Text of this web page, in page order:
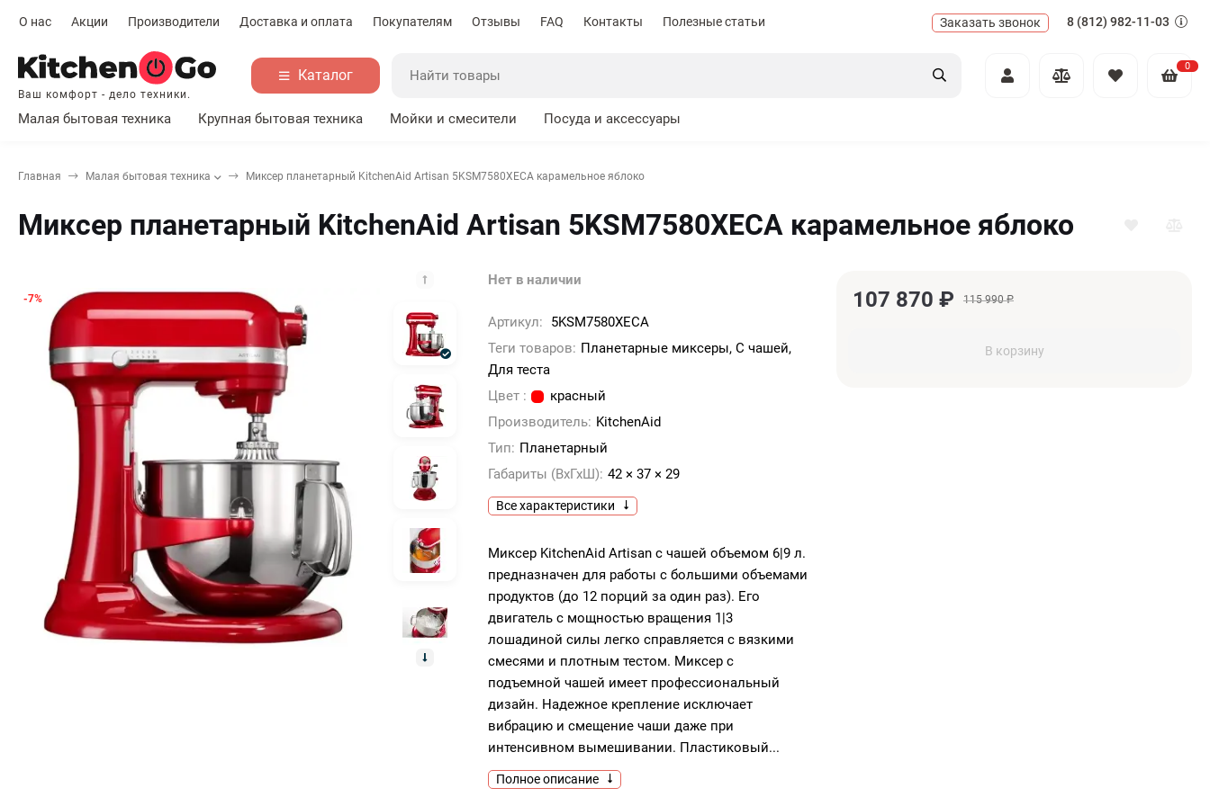
О нас Акции Производители Доставка и оплата Покупателям Отзывы FAQ Контакты Полезные статьи Заказать звонок 8 (812) 982-11-03
Ваш комфорт - дело техники.
Каталог
0
Малая бытовая техника Крупная бытовая техника Мойки и смесители Посуда и аксессуары
Главная Малая бытовая техника Миксер планетарный KitchenAid Artisan 5KSM7580XECA карамельное яблоко
Миксер планетарный KitchenAid Artisan 5KSM7580XECA карамельное яблоко
-7%
Нет в наличии
Артикул:
5KSM7580XECA
Теги товаров: Планетарные миксеры, С чашей,
Для теста
Цвет :
красный
Производитель: KitchenAid
Тип: Планетарный
Габариты (ВхГхШ): 42 × 37 × 29
Все характеристики
Миксер KitchenAid Artisan с чашей объемом 6|9 л.
предназначен для работы с большими объемами
продуктов (до 12 порций за один раз). Его
двигатель с мощностью вращения 1|3
лошадиной силы легко справляется с вязкими
смесями и плотным тестом. Миксер с
подъемной чашей имеет профессиональный
дизайн. Надежное крепление исключает
вибрацию и смещение чаши даже при
интенсивном вымешивании. Пластиковый...
Полное описание
107 870 ₽ 115 990₽
В корзину